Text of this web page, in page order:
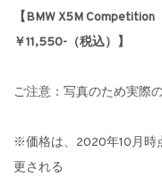
【BMW X5M
￥11,550-（税込）】
ご注意：写真のため実際
※価格は、2020年10月時
更される